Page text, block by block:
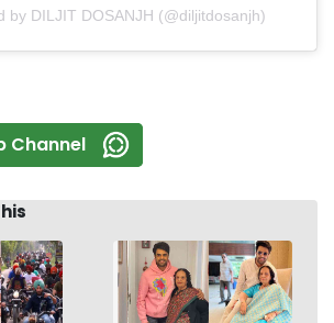
by DILJIT DOSANJH (@diljitdosanjh)
Channel